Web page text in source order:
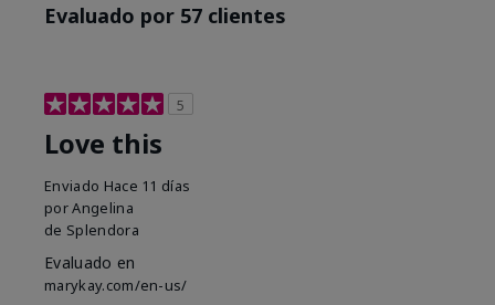
Evaluado por 57 clientes
5
Love this
Enviado Hace 11 días
porAngelina
de Splendora
Evaluado en
marykay.com/en-us/